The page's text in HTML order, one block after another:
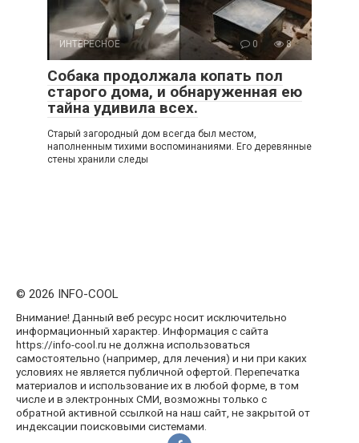
ИНТЕРЕСНОЕ 0 8
Собака продолжала копать пол
старого дома, и обнаруженная ею
тайна удивила всех.
Старый загородный дом всегда был местом,
наполненным тихими воспоминаниями. Его деревянные
стены хранили следы
© 2026 INFO-COOL
Внимание! Данный веб ресурс носит исключительно
информационный характер. Информация с сайта
https://info-cool.ru не должна использоваться
самостоятельно (например, для лечения) и ни при каких
условиях не является публичной офертой. Перепечатка
материалов и использование их в любой форме, в том
числе и в электронных СМИ, возможны только с
обратной активной ссылкой на наш сайт, не закрытой от
индексации поисковыми системами.